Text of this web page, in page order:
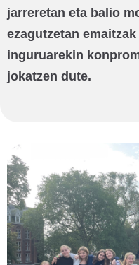
jarreretan eta balio
ezagutzetan
inguruarekin
jokatzen dute.